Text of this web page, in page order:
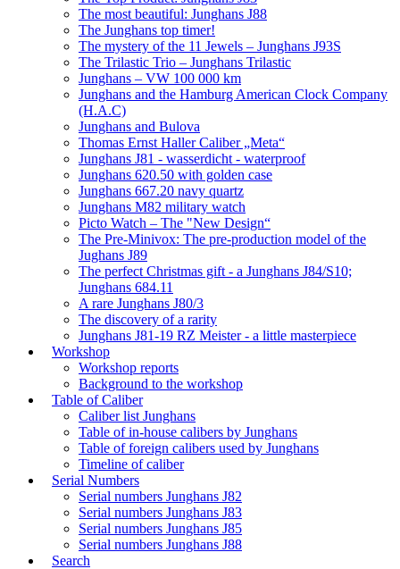
The most beautiful: Junghans J88
The Junghans top timer!
The mystery of the 11 Jewels – Junghans J93S
The Trilastic Trio – Junghans Trilastic
Junghans – VW 100 000 km
Junghans and the Hamburg American Clock Company
(H.A.C)
Junghans and Bulova
Thomas Ernst Haller Caliber „Meta“
Junghans J81 - wasserdicht - waterproof
Junghans 620.50 with golden case
Junghans 667.20 navy quartz
Junghans M82 military watch
Picto Watch – The "New Design“
The Pre-Minivox: The pre-production model of the
Jughans J89
The perfect Christmas gift - a Junghans J84/S10;
Junghans 684.11
A rare Junghans J80/3
The discovery of a rarity
Junghans J81-19 RZ Meister - a little masterpiece
Workshop
Workshop reports
Background to the workshop
Table of Caliber
Caliber list Junghans
Table of in-house calibers by Junghans
Table of foreign calibers used by Junghans
Timeline of caliber
Serial Numbers
Serial numbers Junghans J82
Serial numbers Junghans J83
Serial numbers Junghans J85
Serial numbers Junghans J88
Search